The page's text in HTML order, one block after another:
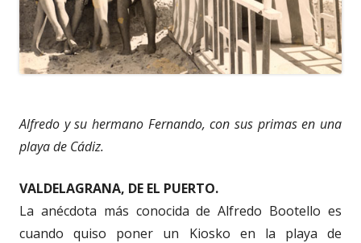
Alfredo y su hermano Fernando, con sus primas en una
playa de Cádiz.
VALDELAGRANA, DE EL PUERTO.
La anécdota más conocida de Alfredo Bootello es
cuando quiso poner un Kiosko en la playa de